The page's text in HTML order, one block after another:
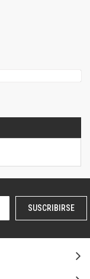
SUSCRIBIRSE